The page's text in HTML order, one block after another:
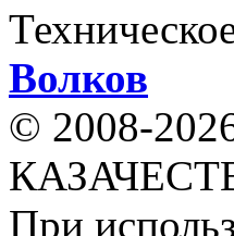
Волков
© 2008-
При